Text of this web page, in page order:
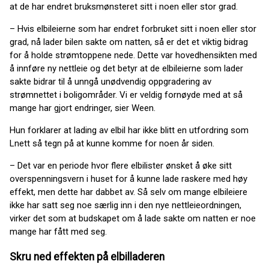
at de har endret bruksmønsteret sitt i noen eller stor grad.
– Hvis elbileierne som har endret forbruket sitt i noen eller stor
grad, nå lader bilen sakte om natten, så er det et viktig bidrag
for å holde strømtoppene nede. Dette var hovedhensikten med
å innføre ny nettleie og det betyr at de elbileierne som lader
sakte bidrar til å unngå unødvendig oppgradering av
strømnettet i boligområder. Vi er veldig fornøyde med at så
mange har gjort endringer, sier Ween.
Hun forklarer at lading av elbil har ikke blitt en utfordring som
Lnett så tegn på at kunne komme for noen år siden.
– Det var en periode hvor flere elbilister ønsket å øke sitt
overspenningsvern i huset for å kunne lade raskere med høy
effekt, men dette har dabbet av. Så selv om mange elbileiere
ikke har satt seg noe særlig inn i den nye nettleieordningen,
virker det som at budskapet om å lade sakte om natten er noe
mange har fått med seg.
Skru ned effekten på elbilladeren